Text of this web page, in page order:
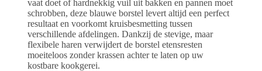
vaat doet of hardnekkig vuil uit bakken en pannen moet
schrobben, deze blauwe borstel levert altijd een perfect
resultaat en voorkomt kruisbesmetting tussen
verschillende afdelingen. Dankzij de stevige, maar
flexibele haren verwijdert de borstel etensresten
moeiteloos zonder krassen achter te laten op uw
kostbare kookgerei.